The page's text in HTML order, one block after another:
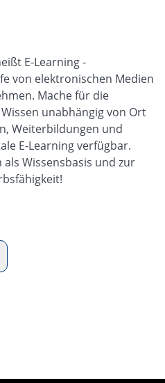
E-Learning -
von elektronischen Medien
Mache für die
unabhängig von Ort
Weiterbildungen und
E-Learning verfügbar.
Wissensbasis und zur